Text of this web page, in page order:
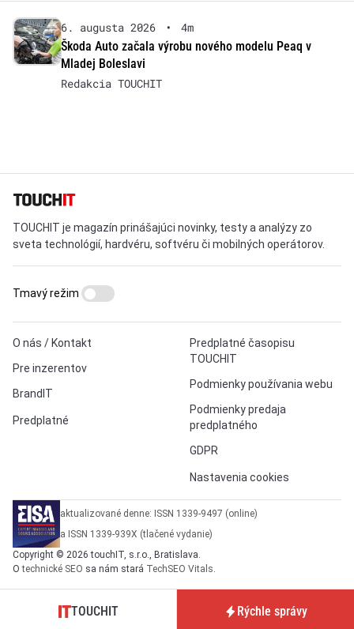
6. augusta 2026 •
4m
Škoda Auto začala výrobu nového modelu Peaq v
Mladej Boleslavi
Redakcia TOUCHIT
TOUCHIT je magazín prinášajúci novinky, testy a analýzy zo
sveta technológií, hardvéru, softvéru či mobilných operátorov.
O nás / Kontakt
Pre inzerentov
BrandIT
Predplatné
Predplatné časopisu
TOUCHIT
Podmienky používania webu
Podmienky predaja
predplatného
GDPR
Nastavenia cookies
Tmavý režim
aktualizované denne: ISSN 1339-9497 (online)
a ISSN 1339-939X (tlačené vydanie)
Copyright © 2026 touchIT, s.r.o., Bratislava.
Otechnické SEO sa nám stará TechSEO Vitals
TOUCHIT Rýchle správy